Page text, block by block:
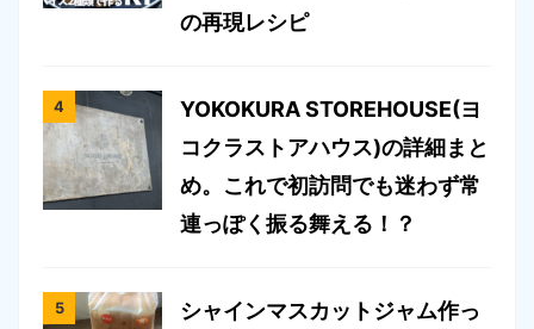
の再現レシピ
YOKOKURA STOREHOUSE(ヨ
コクラストアハウス)の詳細まと
め。これで初訪問でも迷わず常
連っぽく振る舞える！？
シャインマスカットジャム作っ